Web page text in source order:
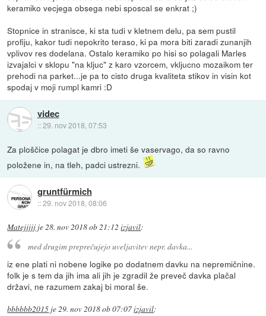
keramiko vecjega obsega nebi sposcal se enkrat ;)
Stopnice in stranisce, ki sta tudi v kletnem delu, pa sem pustil
profiju, kakor tudi nepokrito teraso, ki pa mora biti zaradi zunanjih
vplivov res dodelana. Ostalo keramiko po hisi so polagali Marles
izvajalci v sklopu "na kljuc" z karo vzorcem, vkljucno mozaikom ter
prehodi na parket...je pa to cisto druga kvaliteta stikov in visin kot
spodaj v moji rumpl kamri :D
videc
::29. nov 2018, 07:53
Za ploščice polagat je dbro imeti še vaservago, da so ravno
položene in, na tleh, padci ustrezni.
gruntfürmich
::29. nov 2018, 08:06
Matejjjjj je28. nov 2018 ob 21:12 izjavil:
med drugim preprečujejo uveljavitev nepr. davka...
iz ene plati ni nobene logike po dodatnem davku na nepremičnine.
folk je s tem da jih ima ali jih je zgradil že preveč davka plačal
državi, ne razumem zakaj bi moral še.
bbbbbb2015 je29. nov 2018 ob 07:07izjavil: